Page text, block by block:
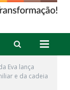
Eva lança
e da cadeia